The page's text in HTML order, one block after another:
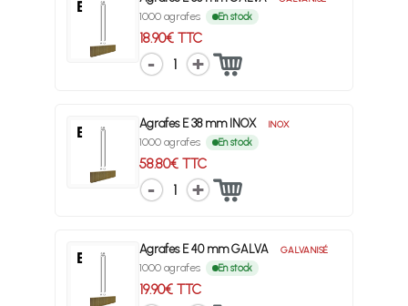
1000 agrafes En stock
18.90€ TTC
1
Agrafes E 38 mm INOX INOX
1000 agrafes En stock
58.80€ TTC
1
Agrafes E 40 mm GALVA GALVANISÉ
1000 agrafes En stock
19.90€ TTC